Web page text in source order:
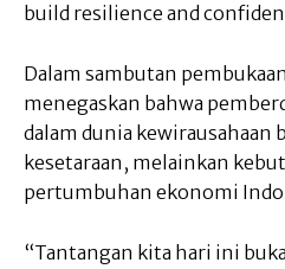
build resilience and
Dalam sambutan
menegaskan bahwa
dalam dunia kewirausahaan
kesetaraan, melainkan
pertumbuhan ekonomi
“Tantangan kita hari ini